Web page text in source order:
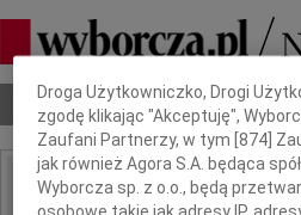
Nekrologi Odeszli Poradnik
IMIĘ I NAZWISKO:
Dbamy o Twoją prywatność
Droga Użytkowniczko, Drogi
zgodę klikając "Akceptuję",
Zaufani Partnerzy, w tym [874]
jak również Agora S.A. będąca
Wyborcza sp. z o.o., będą
osobowe takie jak adresy IP,